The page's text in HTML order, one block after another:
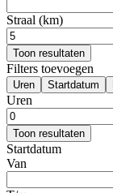
Straal (km)
Toon resultaten
Filters toevoegen
Uren Startdatum
Uren
Toon resultaten
Startdatum
Van